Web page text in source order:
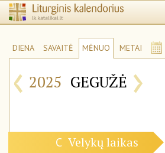
DIENA SAVAITĖ MĖNUO METAI
‹ 2025 GEGUŽĖ ›
C Velykų laikas